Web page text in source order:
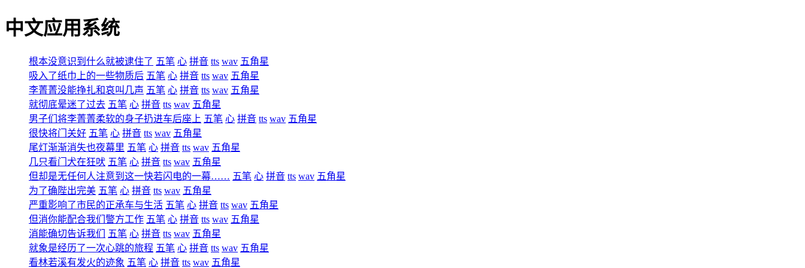
中文应用系统
根本没意识到什么就被逮住了 五笔 心 拼音 tts wav 五角星
吸入了纸巾上的一些物质后 五笔 心 拼音 tts wav 五角星
李菁菁没能挣扎和哀叫几声 五笔 心 拼音 tts wav 五角星
就彻底晕迷了过去 五笔 心 拼音 tts wav 五角星
男子们将李菁菁柔软的身子扔进车后座上 五笔 心 拼音 tts wav 五角星
很快将门关好 五笔 心 拼音 tts wav 五角星
尾灯渐渐消失也夜幕里 五笔 心 拼音 tts wav 五角星
几只看门犬在狂吠 五笔 心 拼音 tts wav 五角星
但却是无任何人注意到这一快若闪电的一幕…… 五笔 心 拼音 tts wav 五角星
为了确陛出完美 五笔 心 拼音 tts wav 五角星
严重影响了市民的正承车与生活 五笔 心 拼音 tts wav 五角星
但消你能配合我们警方工作 五笔 心 拼音 tts wav 五角星
消能确切告诉我们
五笔 心 拼音 tts wav 五角星
就象是经历了一次心跳的旅程 五笔 心 拼音 tts wav 五角星
看林若溪有发火的迹象 五笔 心 拼音 tts wav 五角星